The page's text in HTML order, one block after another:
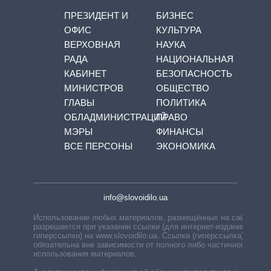
ПРЕЗИДЕНТ И
ОФИС
ВЕРХОВНАЯ
РАДА
КАБИНЕТ
МИНИСТРОВ
ГЛАВЫ
ОБЛАДМИНИСТРАЦИЙ
МЭРЫ
ВСЕ ПЕРСОНЫ
БИЗНЕС
КУЛЬТУРА
НАУКА
НАЦИОНАЛЬНАЯ
БЕЗОПАСНОСТЬ
ОБЩЕСТВО
ПОЛИТИКА
ПРАВО
ФИНАНСЫ
ЭКОНОМИКА
info@slovoidilo.ua
Использование любых материалов, размещённых на сайте,
разрешается при указании ссылки (для интернет-изданий —
гиперссылки) на www.slovoidilo.ua. Ссылка (гиперссылка)
обязательна вне зависимости от полного либо частичного
использования материалов.